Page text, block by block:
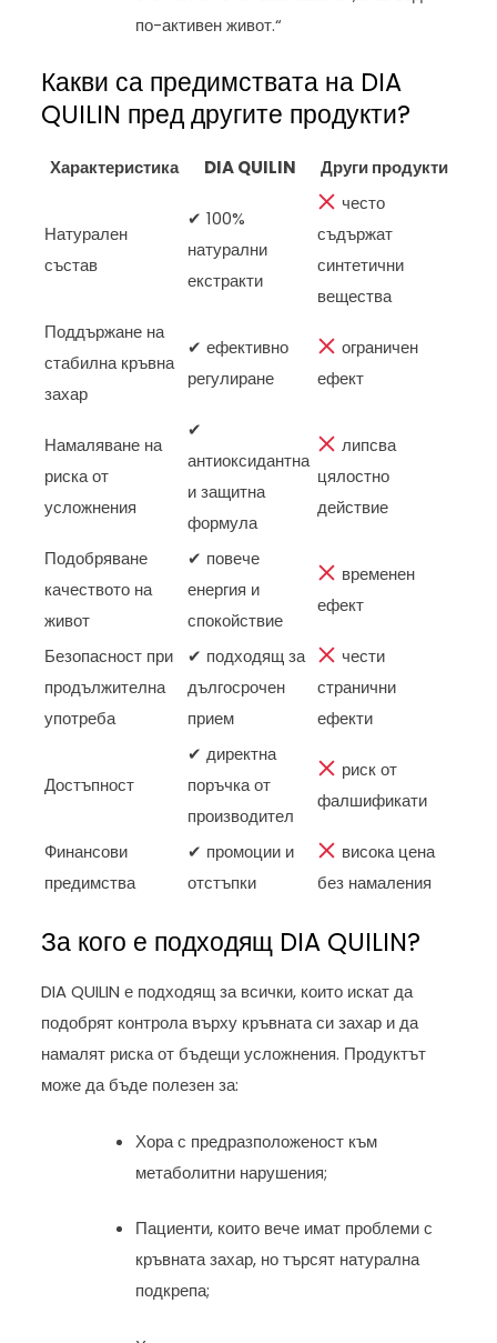
по-активен живот.“
Какви са предимствата на DIA
QUILIN пред другите продукти?
Характеристика DIA QUILIN Други продукти
Натурален
състав
✔ 100%
натурални
екстракти
често
съдържат
синтетични
вещества
Поддържане на
стабилна кръвна
захар
✔ ефективно
регулиране
ограничен
ефект
Намаляване на
риска от
усложнения
✔
антиоксидантна
и защитна
формула
липсва
цялостно
действие
Подобряване
качеството на
живот
✔ повече
енергия и
спокойствие
временен
ефект
Безопасност при
продължителна
употреба
✔ подходящ за
дългосрочен
прием
чести
странични
ефекти
Достъпност
✔ директна
поръчка от
производител
риск от
фалшификати
Финансови
предимства
✔ промоции и
отстъпки
висока цена
без намаления
За кого е подходящ DIA QUILIN?
DIA QUILIN е подходящ за всички, които искат да
подобрят контрола върху кръвната си захар и да
намалят риска от бъдещи усложнения. Продуктът
може да бъде полезен за:
Хора с предразположеност към
метаболитни нарушения;
Пациенти, които вече имат проблеми с
кръвната захар, но търсят натурална
подкрепа;